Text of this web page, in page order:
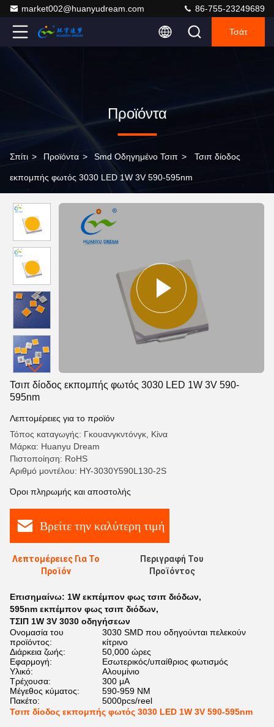
market002@huanyudream.com 86-755-23249689
Τσάτ
Προϊόντα
Σπίτι > Προϊόντα > Smd Οδηγημένο Τσιπ > Τσιπ δίοδος
εκπομπής φωτός 3030 LED 1W 3V 590-595nm
Τσιπ δίοδος εκπομπής φωτός 3030 LED 1W 3V 590-
595nm
Λεπτομέρειες για το προϊόν
Τόπος καταγωγής: Γκουανγκντόνγκ, Κίνα
Μάρκα: Huanyu Dream
Πιστοποίηση: RoHS
Αριθμό μοντέλου: HY-3030Y590L130-2S
Όροι πληρωμής και αποστολής
Βρείτε την καλύτερη τιμή
Λεπτομέρειες Για Το
Προϊόν
Περιγραφή Του
Προϊόντος
Επισημαίνω: 1W εκπέμπον φως τσιπ διόδων,
595nm εκπέμπον φως τσιπ διόδων,
ΤΣΙΠ 1W 3V 3030 οδηγήσεων
Ονομασία του
προϊόντος:
3030 SMD που οδηγούνται πελεκούν
κίτρινο
Διάρκεια ζωής:
50,000 ώρες
Εφαρμογή:
Εσωτερικός/υπαίθριος φωτισμός
Υλικό:
Αλουμίνιο
Τρέχουσα:
300 μΑ
Μέγεθος κύματος:
590-959 NM
Πακέτο:
5000pcs/reel
Τσιπ δίοδος εκπομπής φωτός 3030 LED 1W 3V 590-595nm